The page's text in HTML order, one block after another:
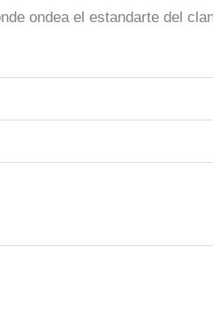
ondea el estandarte del